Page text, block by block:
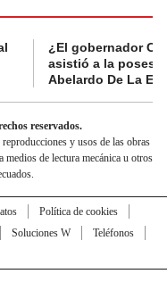
¿El gobernador
asistió a la
Abelardo De La
reservados.
y usos de las obras
medios de lectura mecánica u otros
Política de cookies
Soluciones W
Teléfonos